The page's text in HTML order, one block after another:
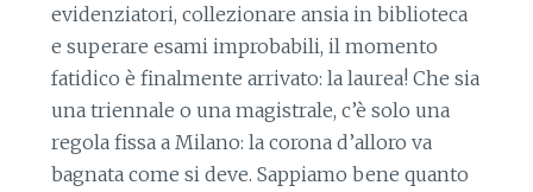
evidenziatori, collezionare ansia in biblioteca
e superare esami improbabili, il momento
fatidico è finalmente arrivato: la laurea! Che sia
una triennale o una magistrale, c’è solo una
regola fissa a Milano: la corona d’alloro va
bagnata come si deve. Sappiamo bene quanto